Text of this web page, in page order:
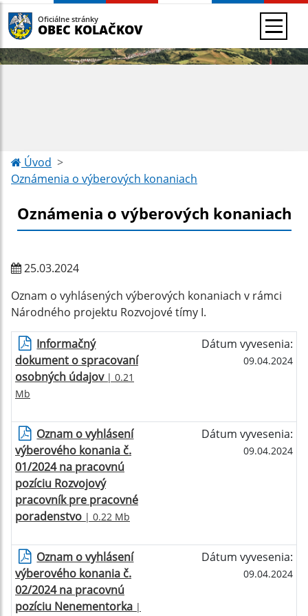
Oficiálne stránky
OBEC KOLAČKOV
Úvod
Oznámenia o výberových konaniach
Oznámenia o výberových konaniach
25.03.2024
Oznam o vyhlásených výberových konaniach v rámci
Národného projektu Rozvojové tímy I.
Informačný
dokument o spracovaní
osobných údajov| 0.21
Mb
Dátum vyvesenia:
09.04.2024
Oznam o vyhlásení
výberového konania č.
01/2024 na pracovnú
pozíciu Rozvojový
pracovník pre pracovné
poradenstvo | 0.22 Mb
Dátum vyvesenia:
09.04.2024
Oznam o vyhlásení
výberového konania č.
02/2024 na pracovnú
pozíciu Nenementorka |
Dátum vyvesenia:
09.04.2024